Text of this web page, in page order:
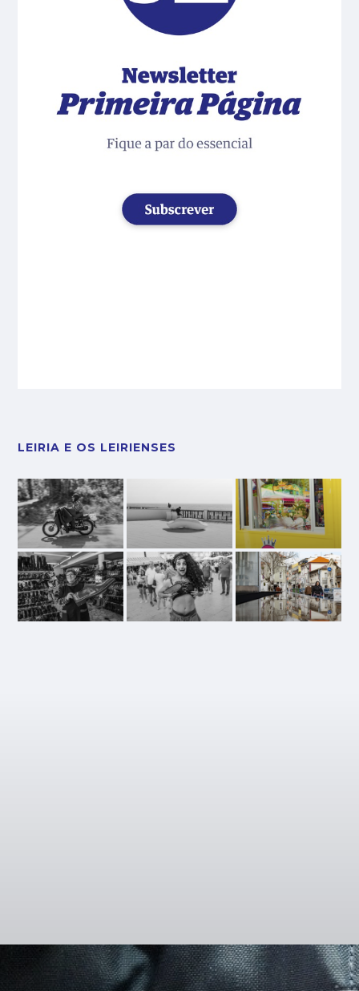
LEIRIA E OS LEIRIENSES